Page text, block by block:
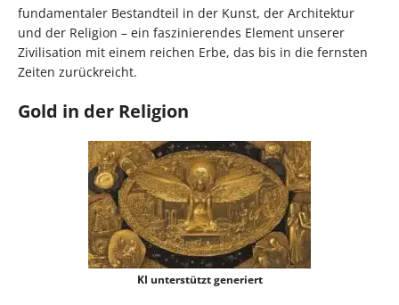
fundamentaler Bestandteil in der Kunst, der Architektur
und der Religion – ein faszinierendes Element unserer
Zivilisation mit einem reichen Erbe, das bis in die fernsten
Zeiten zurückreicht.
Gold in der Religion
KI unterstützt generiert